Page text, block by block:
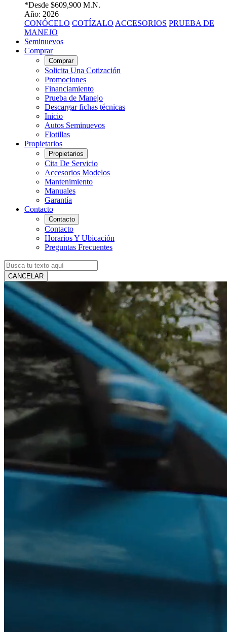
*Desde $609,900 M.N.
Año: 2026
CONÓCELO COTÍZALO ACCESORIOS PRUEBA DE
MANEJO
Seminuevos
Comprar
Comprar
Solicita Una Cotización
Promociones
Financiamiento
Prueba de Manejo
Descargar fichas técnicas
Inicio
Autos Seminuevos
Flotillas
Propietarios
Propietarios
Cita De Servicio
Accesorios Modelos
Mantenimiento
Manuales
Garantía
Contacto
Contacto
Contacto
Horarios Y Ubicación
Preguntas Frecuentes
CANCELAR